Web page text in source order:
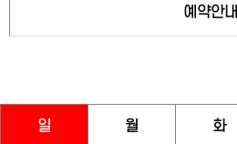
예약안내
일 월 화